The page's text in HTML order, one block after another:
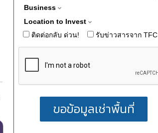
Business
Location to Invest
ติดต่อกลับ ด่วน!
รับข่าวสารจาก TFC